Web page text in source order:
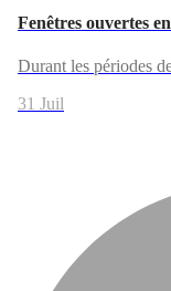
Fenêtres ouvertes
Durant les périodes
31 Juil